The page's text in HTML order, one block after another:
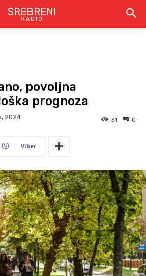
SREBRENI
RADIO
povoljna
prognoza
2024 0
31
Viber